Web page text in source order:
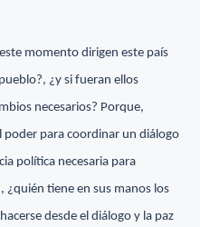
momento dirigen este país
¿y si fueran ellos
necesarios? Porque,
poder para coordinar un diálogo
política necesaria para
¿quién tiene en sus manos los
desde el diálogo y la paz